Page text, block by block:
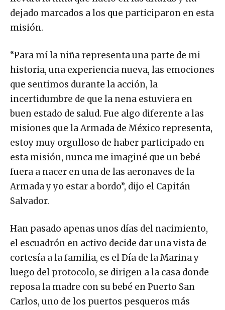
dejado marcados a los que participaron en esta
misión.
“Para mí la niña representa una parte de mi
historia, una experiencia nueva, las emociones
que sentimos durante la acción, la
incertidumbre de que la nena estuviera en
buen estado de salud. Fue algo diferente a las
misiones que la Armada de México representa,
estoy muy orgulloso de haber participado en
esta misión, nunca me imaginé que un bebé
fuera a nacer en una de las aeronaves de la
Armada y yo estar a bordo”, dijo el Capitán
Salvador.
Han pasado apenas unos días del nacimiento,
el escuadrón en activo decide dar una vista de
cortesía a la familia, es el Día de la Marina y
luego del protocolo, se dirigen a la casa donde
reposa la madre con su bebé en Puerto San
Carlos, uno de los puertos pesqueros más